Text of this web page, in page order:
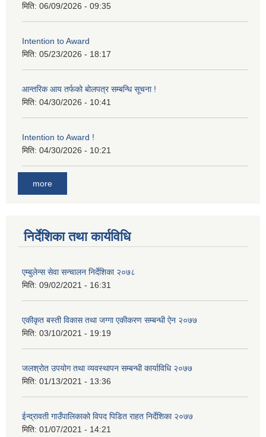
मिति: 06/09/2026 - 09:35
Intention to Award
मिति: 05/23/2026 - 18:17
आन्तरिक आय तर्फको बोलपत्र सम्बन्धि सूचना !
मिति: 04/30/2026 - 10:41
Intention to Award !
मिति: 04/30/2026 - 10:21
more
निर्देशिका तथा कार्यविधि
एम्बुलेन्स सेवा सन्चालन निर्देशिका २०७८
मिति: 09/02/2021 - 16:31
एकीकृत बस्ती विकास तथा जग्गा एकीकरण सम्बन्धी ऐन २०७७
मिति: 03/10/2021 - 19:19
जलश्रोत उपयोग तथा व्यवस्थापन सम्बन्धी कार्याविधि २०७७
मिति: 01/13/2021 - 13:36
ईन्द्रावती गाउँपालिकाको विपद पिडित राहत निर्देशिका २०७७
मिति: 01/07/2021 - 14:21